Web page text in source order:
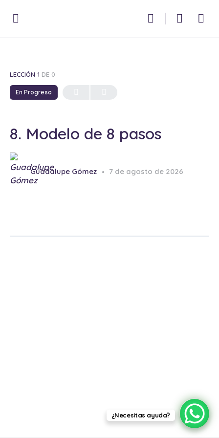
LECCIÓN 1 DE 0
En Progreso
8. Modelo de 8 pasos
Guadalupe Gómez 7 de agosto de 2026
¿Necesitas ayuda?